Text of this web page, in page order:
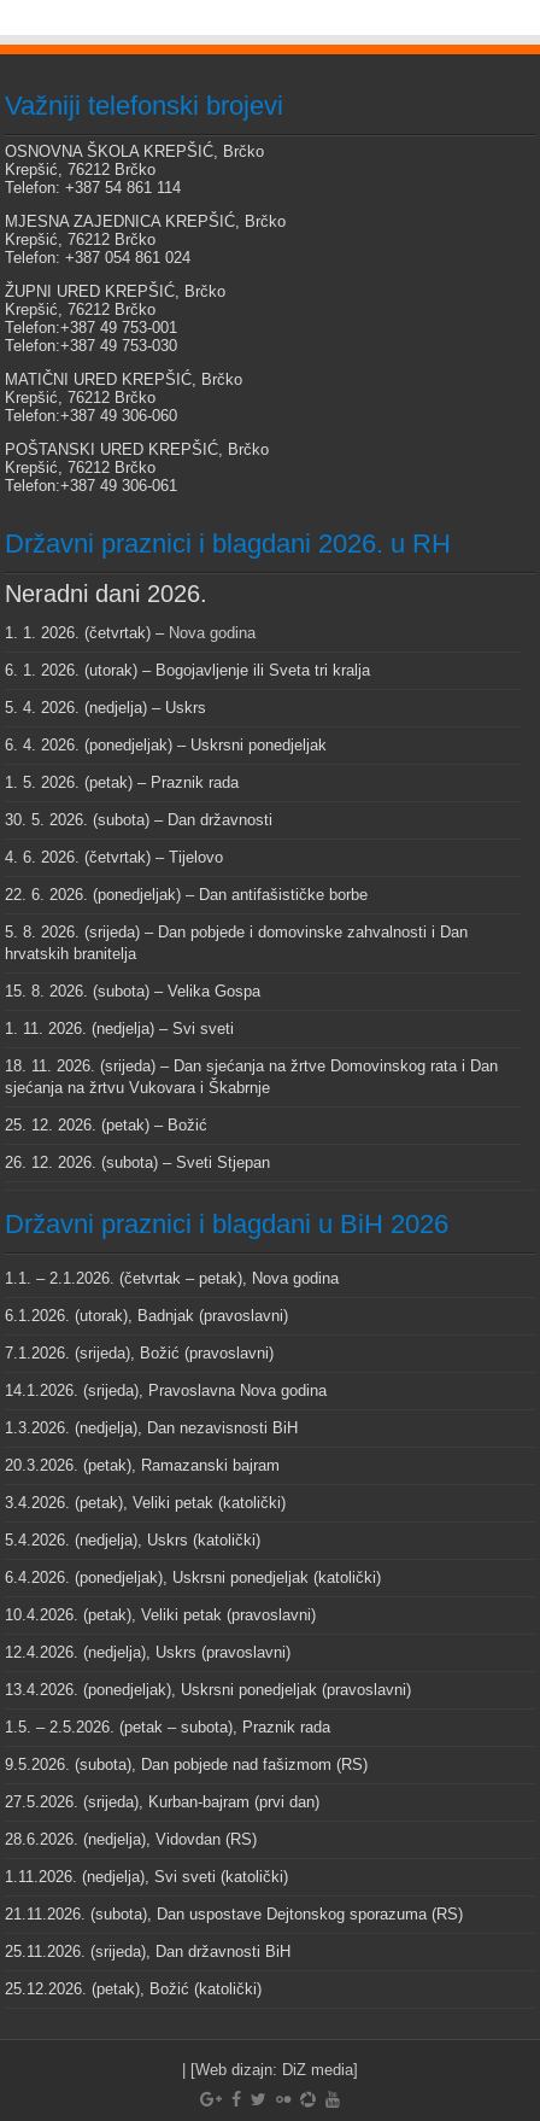
Važniji telefonski brojevi
OSNOVNA ŠKOLA KREPŠIĆ, Brčko
Krepšić, 76212 Brčko
Telefon: +387 54 861 114
MJESNA ZAJEDNICA KREPŠIĆ, Brčko
Krepšić, 76212 Brčko
Telefon: +387 054 861 024
ŽUPNI URED KREPŠIĆ, Brčko
Krepšić, 76212 Brčko
Telefon:+387 49 753-001
Telefon:+387 49 753-030
MATIČNI URED KREPŠIĆ, Brčko
Krepšić, 76212 Brčko
Telefon:+387 49 306-060
POŠTANSKI URED KREPŠIĆ, Brčko
Krepšić, 76212 Brčko
Telefon:+387 49 306-061
Državni praznici i blagdani 2026. u RH
Neradni dani 2026.
1. 1. 2026. (četvrtak) – Nova godina
6. 1. 2026. (utorak) – Bogojavljenje ili Sveta tri kralja
5. 4. 2026. (nedjelja) – Uskrs
6. 4. 2026. (ponedjeljak) – Uskrsni ponedjeljak
1. 5. 2026. (petak) – Praznik rada
30. 5. 2026. (subota) – Dan državnosti
4. 6. 2026. (četvrtak) – Tijelovo
22. 6. 2026. (ponedjeljak) – Dan antifašističke borbe
5. 8. 2026. (srijeda) – Dan pobjede i domovinske zahvalnosti i Dan
hrvatskih branitelja
15. 8. 2026. (subota) – Velika Gospa
1. 11. 2026. (nedjelja) – Svi sveti
18. 11. 2026. (srijeda) – Dan sjećanja na žrtve Domovinskog rata i Dan
sjećanja na žrtvu Vukovara i Škabrnje
25. 12. 2026. (petak) – Božić
26. 12. 2026. (subota) – Sveti Stjepan
Državni praznici i blagdani u BiH 2026
1.1. – 2.1.2026. (četvrtak – petak), Nova godina
6.1.2026. (utorak), Badnjak (pravoslavni)
7.1.2026. (srijeda), Božić (pravoslavni)
14.1.2026. (srijeda), Pravoslavna Nova godina
1.3.2026. (nedjelja), Dan nezavisnosti BiH
20.3.2026. (petak), Ramazanski bajram
3.4.2026. (petak), Veliki petak (katolički)
5.4.2026. (nedjelja), Uskrs (katolički)
6.4.2026. (ponedjeljak), Uskrsni ponedjeljak (katolički)
10.4.2026. (petak), Veliki petak (pravoslavni)
12.4.2026. (nedjelja), Uskrs (pravoslavni)
13.4.2026. (ponedjeljak), Uskrsni ponedjeljak (pravoslavni)
1.5. – 2.5.2026. (petak – subota), Praznik rada
9.5.2026. (subota), Dan pobjede nad fašizmom (RS)
27.5.2026. (srijeda), Kurban-bajram (prvi dan)
28.6.2026. (nedjelja), Vidovdan (RS)
1.11.2026. (nedjelja), Svi sveti (katolički)
21.11.2026. (subota), Dan uspostave Dejtonskog sporazuma (RS)
25.11.2026. (srijeda), Dan državnosti BiH
25.12.2026. (petak), Božić (katolički)
| [Web dizajn: DiZ media]